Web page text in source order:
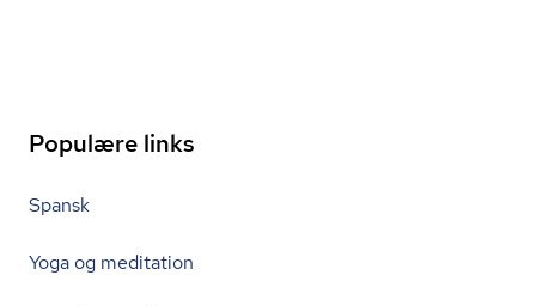
Populære links
Spansk
Yoga og meditation